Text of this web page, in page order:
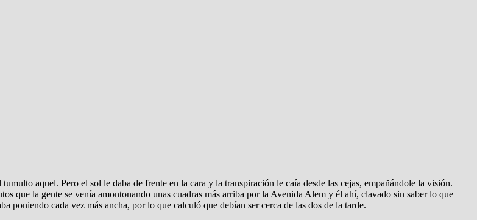
aquel. Pero el sol le daba de frente en la cara y la transpiración le caía desde las cejas, empañándole la visión.
que la gente se venía amontonando unas cuadras más arriba por la Avenida Alem y él ahí, clavado sin saber lo que
poniendo cada vez más ancha, por lo que calculó que debían ser cerca de las dos de la tarde.